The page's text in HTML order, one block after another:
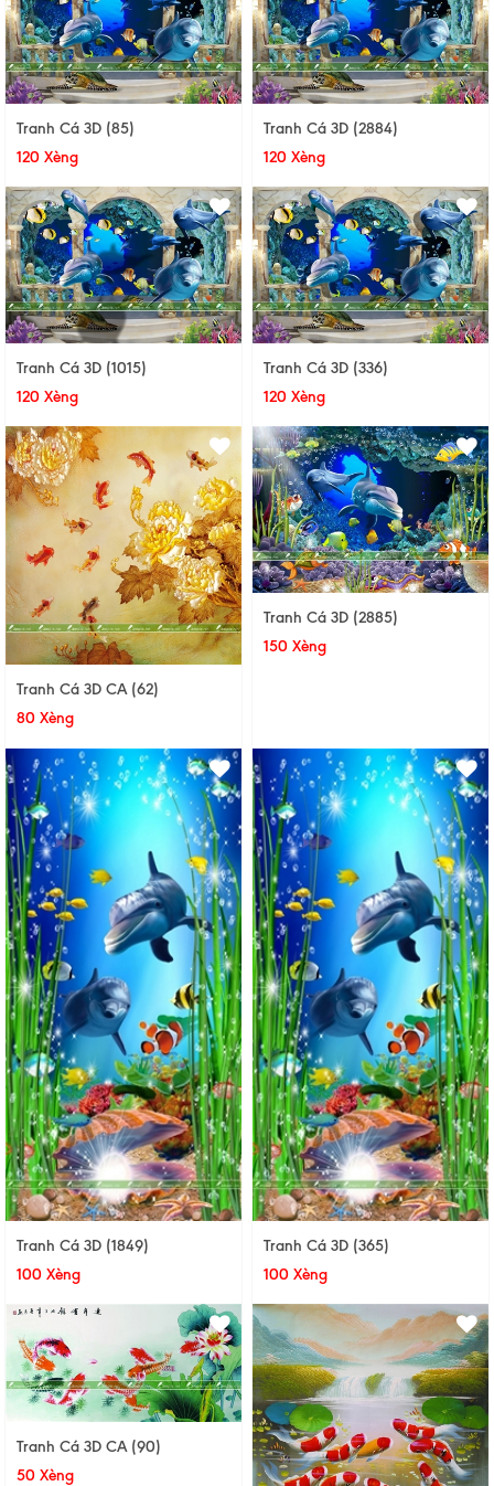
Tranh Cá 3D (85)
120 Xèng
Tranh Cá 3D (2884)
120 Xèng
Tranh Cá 3D (1015)
120 Xèng
Tranh Cá 3D (336)
120 Xèng
Tranh Cá 3D CA (62)
80 Xèng
Tranh Cá 3D (2885)
150 Xèng
Tranh Cá 3D (1849)
100 Xèng
Tranh Cá 3D (365)
100 Xèng
Tranh Cá 3D CA (90)
50 Xèng